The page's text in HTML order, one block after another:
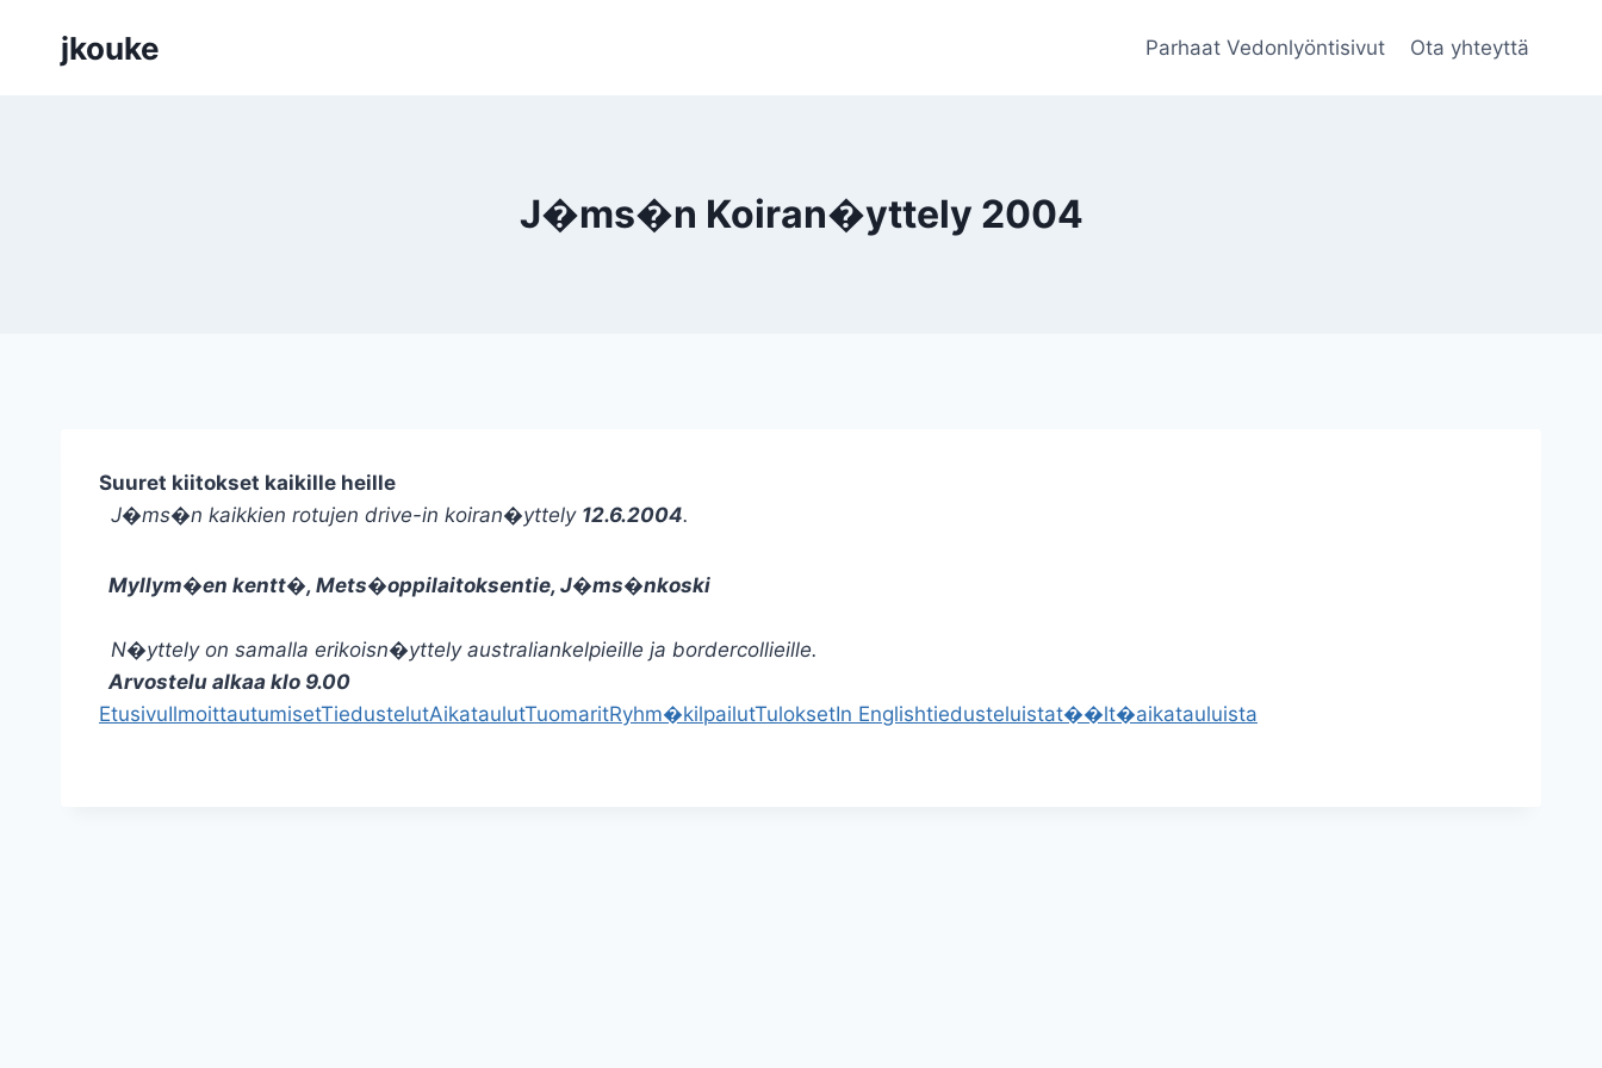
sisältöönjkouke Parhaat Vedonlyöntisivut Ota yhteyttä
J�ms�n Koiran�yttely 2004
Suuret kiitokset kaikille heille
J�ms�n kaikkien rotujen drive-in koiran�yttely 12.6.2004.
Myllym�en kentt�, Mets�oppilaitoksentie, J�ms�nkoski
N�yttely on samalla erikoisn�yttely australiankelpieille ja bordercollieille.
Arvostelu alkaa klo 9.00
EtusivuIlmoittautumisetTiedustelutAikataulutTuomaritRyhm�kilpailutTuloksetIn Englishtiedusteluistat��lt�aikatauluista